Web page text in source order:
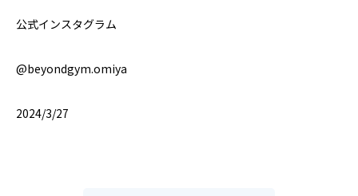
公式インスタグラム
@beyondgym.omiya
2024/3/27